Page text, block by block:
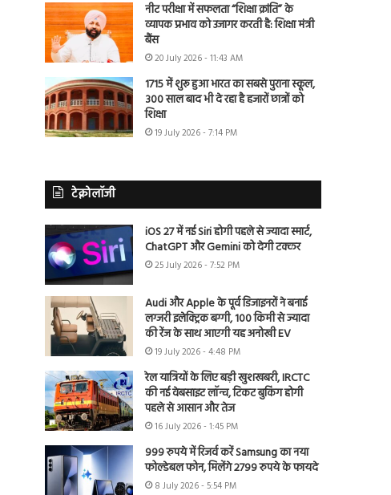
नीट परीक्षा में सफलता “शिक्षा क्रांति” के
व्यापक प्रभाव को उजागर करती है: शिक्षा मंत्री
बैंस
20 July 2026 - 11:43 AM
1715 में शुरू हुआ भारत का सबसे पुराना स्कूल,
300 साल बाद भी दे रहा है हजारों छात्रों को
शिक्षा
19 July 2026 - 7:14 PM
टेक्नोलॉजी
iOS 27 में नई Siri होगी पहले से ज्यादा स्मार्ट,
ChatGPT और Gemini को देगी टक्कर
25 July 2026 - 7:52 PM
Audi और Apple के पूर्व डिजाइनरों ने बनाई
लग्जरी इलेक्ट्रिक बग्गी, 100 किमी से ज्यादा
की रेंज के साथ आएगी यह अनोखी EV
19 July 2026 - 4:48 PM
रेल यात्रियों के लिए बड़ी खुशखबरी, IRCTC
की नई वेबसाइट लॉन्च, टिकट बुकिंग होगी
पहले से आसान और तेज
16 July 2026 - 1:45 PM
999 रुपये में रिजर्व करें Samsung का नया
फोल्डेबल फोन, मिलेंगे 2799 रुपये के फायदे
8 July 2026 - 5:54 PM